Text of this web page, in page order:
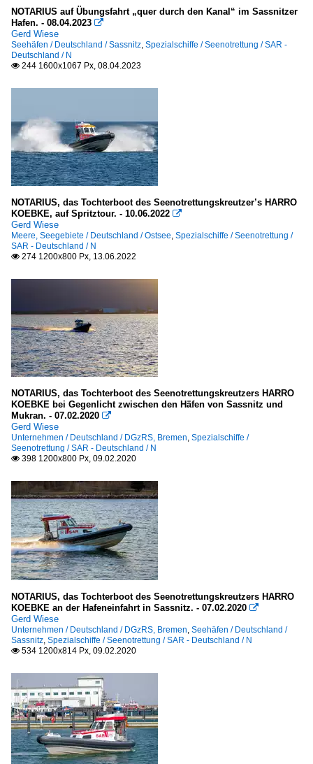
NOTARIUS auf Übungsfahrt „quer durch den Kanal“ im Sassnitzer
Hafen. - 08.04.2023 
Gerd Wiese
Seehäfen / Deutschland / Sassnitz, Spezialschiffe / Seenotrettung / SAR -
Deutschland / N
 244 1600x1067 Px, 08.04.2023
NOTARIUS, das Tochterboot des Seenotrettungskreutzer’s HARRO
KOEBKE, auf Spritztour. - 10.06.2022 
Gerd Wiese
Meere, Seegebiete / Deutschland / Ostsee, Spezialschiffe / Seenotrettung /
SAR - Deutschland / N
 274 1200x800 Px, 13.06.2022
NOTARIUS, das Tochterboot des Seenotrettungskreutzers HARRO
KOEBKE bei Gegenlicht zwischen den Häfen von Sassnitz und
Mukran. - 07.02.2020 
Gerd Wiese
Unternehmen / Deutschland / DGzRS, Bremen, Spezialschiffe /
Seenotrettung / SAR - Deutschland / N
 398 1200x800 Px, 09.02.2020
NOTARIUS, das Tochterboot des Seenotrettungskreutzers HARRO
KOEBKE an der Hafeneinfahrt in Sassnitz. - 07.02.2020 
Gerd Wiese
Unternehmen / Deutschland / DGzRS, Bremen, Seehäfen / Deutschland /
Sassnitz, Spezialschiffe / Seenotrettung / SAR - Deutschland / N
 534 1200x814 Px, 09.02.2020